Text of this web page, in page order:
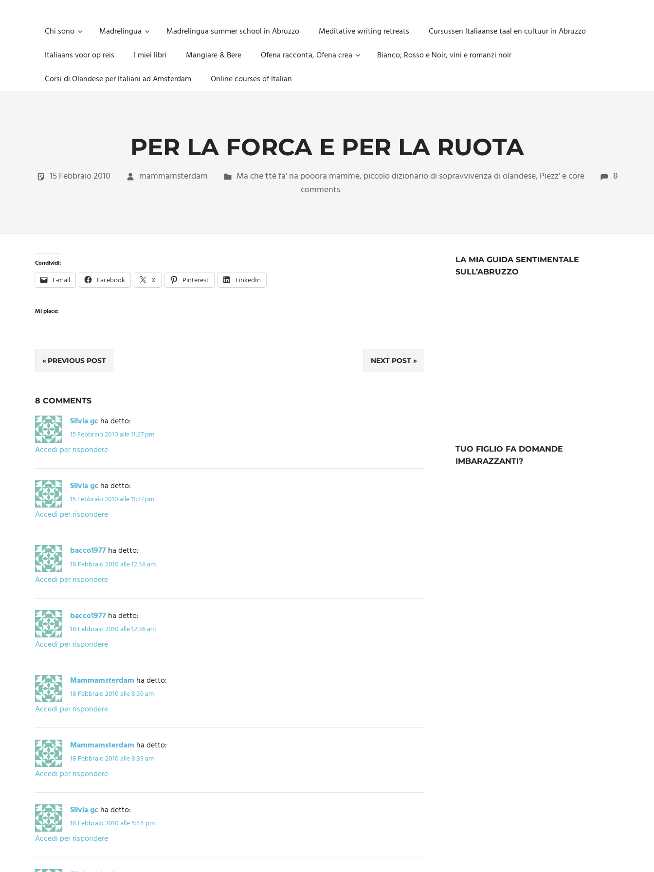
imprescindibile,
inevitabile
Mammamsterdam
oggi
anche
Chi sono Madrelingua Madrelingua summer school in Abruzzo Meditative writing retreats
Cursussen Italiaanse taal en cultuur in Abruzzo
Italiaans voor op reis
I miei libri Mangiare & Bere Ofena racconta, Ofena crea
Bianco, Rosso e Noir, vini e romanzi noir
Corsi di Olandese per Italiani ad Amsterdam
Online courses of Italian
PER LA FORCA E PER LA RUOTA
15 Febbraio 2010 mammamsterdam Ma che tté fa' na pooora mamme, piccolo dizionario di sopravvivenza di olandese, Piezz' e core
8
comments
Condividi:
E-mail Facebook X Pinterest LinkedIn
Mi piace:
Navigazione
PREVIOUS POST NEXT POST
8 COMMENTS
Silvia gc ha detto:
15 Febbraio 2010 alle 11:27 pm
Accedi per rispondere
Silvia gc ha detto:
15 Febbraio 2010 alle 11:27 pm
Accedi per rispondere
bacco1977ha detto:
18 Febbraio 2010 alle 12:36 am
Accedi per rispondere
bacco1977ha detto:
18 Febbraio 2010 alle 12:36 am
Accedi per rispondere
Mammamsterdam ha detto:
18 Febbraio 2010 alle 8:39 am
Accedi per rispondere
Mammamsterdam ha detto:
18 Febbraio 2010 alle 8:39 am
Accedi per rispondere
Silvia gc ha detto:
18 Febbraio 2010 alle 5:44 pm
Accedi per rispondere
LA MIA GUIDA SENTIMENTALE
SULL’ABRUZZO
TUO FIGLIO FA DOMANDE
IMBARAZZANTI?